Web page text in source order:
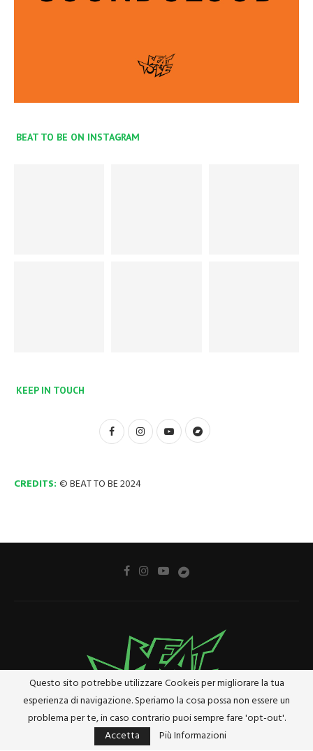
BEAT TO BE ON INSTAGRAM
KEEP IN TOUCH
CREDITS: © BEAT TO BE 2024
Questo sito potrebbe utilizzare Cookeis per migliorare la tua
esperienza di navigazione. Speriamo la cosa possa non essere un
problema per te, in caso contrario puoi sempre fare 'opt-out'.
Accetta
Più Informazioni